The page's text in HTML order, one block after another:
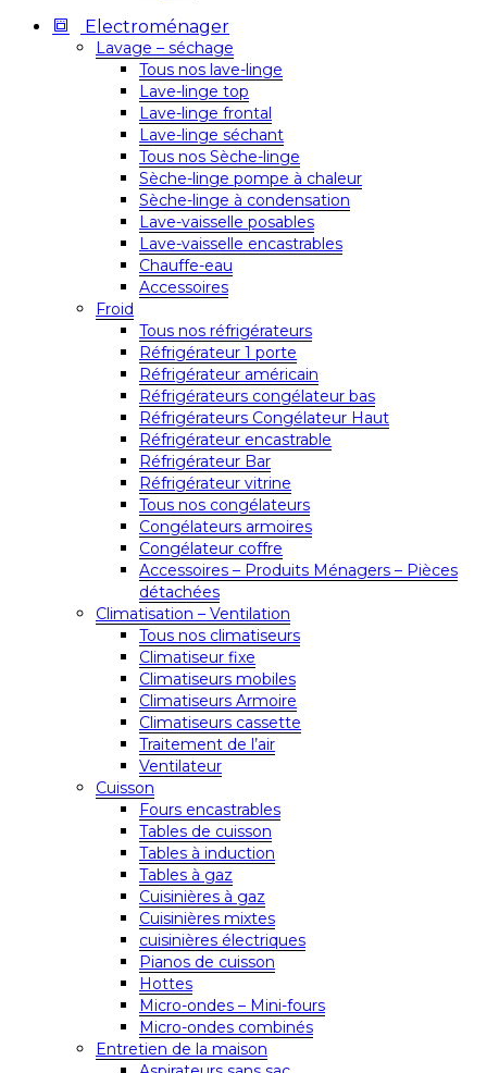
Electroménager
Lavage – séchage
Tous nos lave-linge
Lave-linge top
Lave-linge frontal
Lave-linge séchant
Tous nos Sèche-linge
Sèche-linge pompe à chaleur
Sèche-linge à condensation
Lave-vaisselle posables
Lave-vaisselle encastrables
Chauffe-eau
Accessoires
Froid
Tous nos réfrigérateurs
Réfrigérateur 1 porte
Réfrigérateur américain
Réfrigérateurs congélateur bas
Réfrigérateurs Congélateur Haut
Réfrigérateur encastrable
Réfrigérateur Bar
Réfrigérateur vitrine
Tous nos congélateurs
Congélateurs armoires
Congélateur coffre
Accessoires – Produits Ménagers – Pièces
détachées
Climatisation – Ventilation
Tous nos climatiseurs
Climatiseur fixe
Climatiseurs mobiles
Climatiseurs Armoire
Climatiseurs cassette
Traitement de l’air
Ventilateur
Cuisson
Fours encastrables
Tables de cuisson
Tables à induction
Tables à gaz
Cuisinières à gaz
Cuisinières mixtes
cuisinières électriques
Pianos de cuisson
Hottes
Micro-ondes – Mini-fours
Micro-ondes combinés
Entretien de la maison